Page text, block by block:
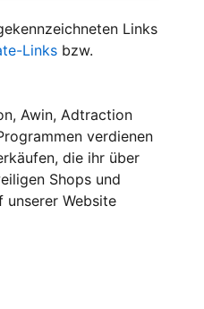
Links
Links bzw.
Awin, Adtraction
verdienen
die ihr über
Shops und
unserer Website